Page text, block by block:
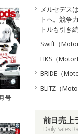
号
メルセデス
トへ。競争
トルも引き
Swift（
HKS（
BRIDE（
BLITZ（
前日売上
Daily Sales